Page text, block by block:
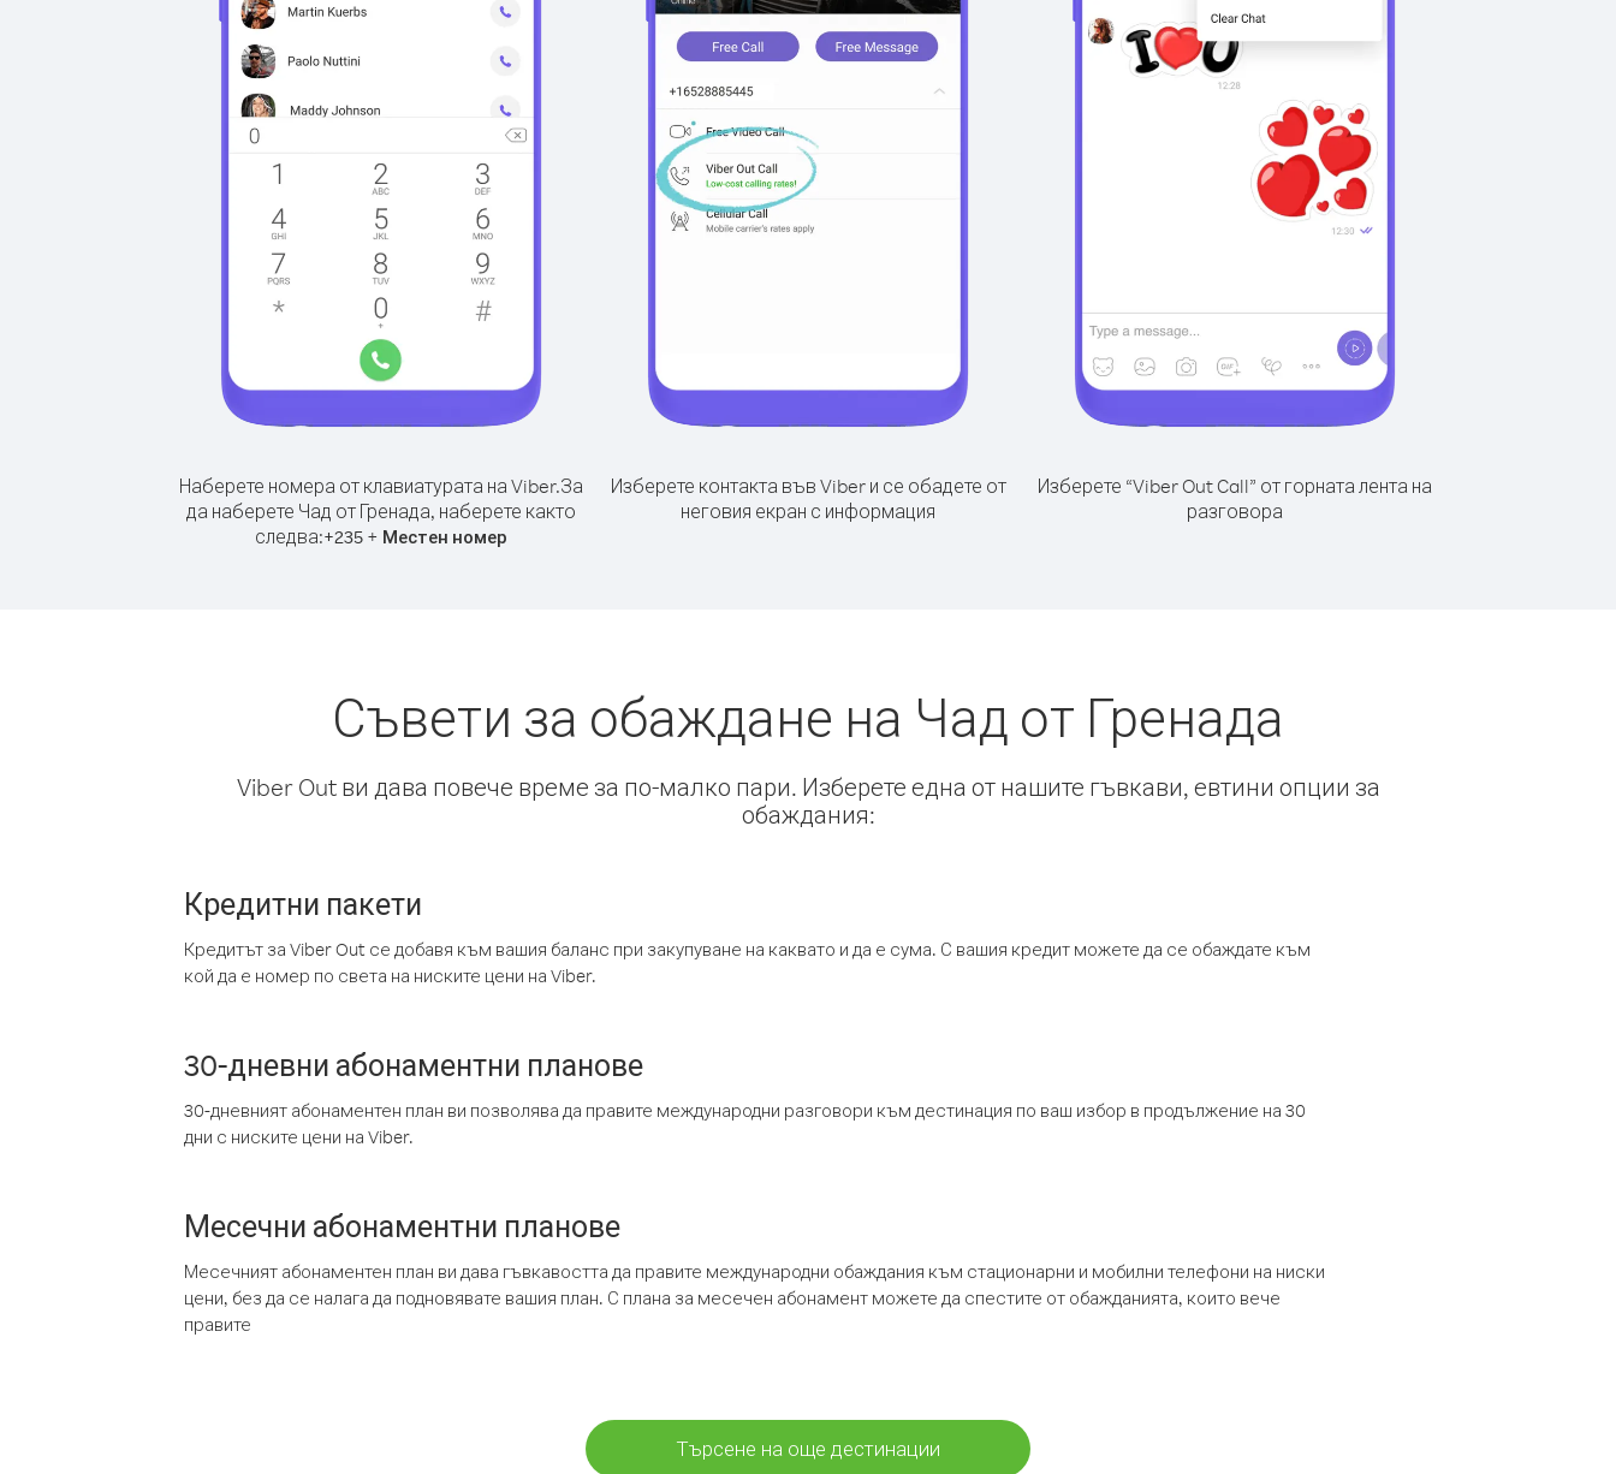
Наберете номера от клавиатурата на Viber.За
да наберете Чад от Гренада, наберете както
следва:+235 + Местен номер
Изберете контакта във Viber и се обадете от
неговия екран с информация
Изберете “Viber Out Call” от горната лента на
разговора
Съвети за обаждане на Чад от Гренада
Viber Out ви дава повече време за по-малко пари. Изберете една от нашите гъвкави, евтини опции за
обаждания:
Кредитни пакети
Кредитът за Viber Out се добавя към вашия баланс при закупуване на каквато и да е сума. С вашия кредит можете да се обаждате към
кой да е номер по света на ниските цени на Viber.
30-дневни абонаментни планове
30-дневният абонаментен план ви позволява да правите международни разговори към дестинация по ваш избор в продължение на 30
дни с ниските цени на Viber.
Месечни абонаментни планове
Месечният абонаментен план ви дава гъвкавостта да правите международни обаждания към стационарни и мобилни телефони на ниски
цени, без да се налага да подновявате вашия план. С плана за месечен абонамент можете да спестите от обажданията, които вече
правите
Търсене на още дестинации